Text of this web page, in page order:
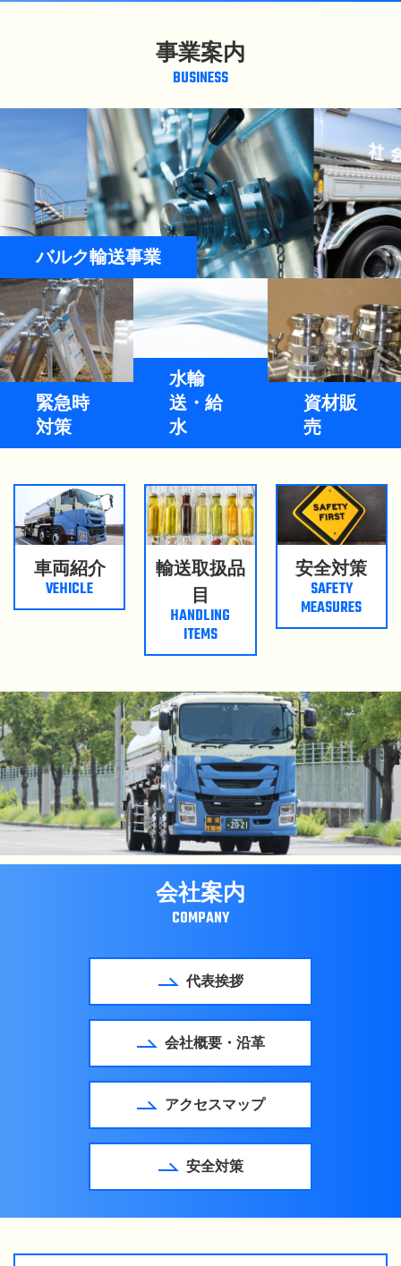
事業案内
BUSINESS
バルク輸送事業
緊急時
対策
水輸
送・給
水
資材販
売
車両紹介
VEHICLE
輸送取扱品
目
HANDLING
ITEMS
安全対策
SAFETY
MEASURES
会社案内
COMPANY
代表挨拶
会社概要・沿革
アクセスマップ
安全対策